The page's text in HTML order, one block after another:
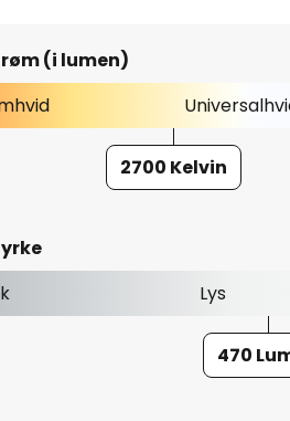
(i lumen)
2700 Kelvin
Lys
470